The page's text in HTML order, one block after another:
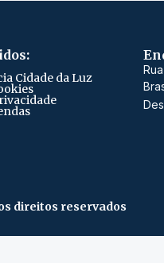
Cidade da Luz
direitos reservados